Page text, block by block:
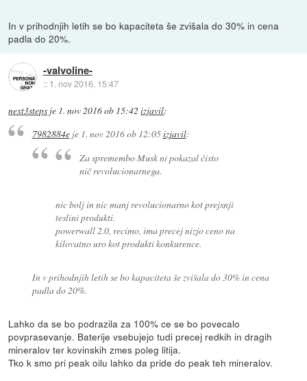
In v prihodnjih letih se bo kapaciteta še zvišala do 30% in cena
padla do 20%.
-valvoline-
:: 1. nov 2016, 15:47
next3steps je 1. nov 2016 ob 15:42 izjavil:
7982884eje 1. nov 2016 ob 12:05izjavil:
Za spremembo Musk ni pokazal čisto
nič revolucionarnega.
nic bolj in nic manj revolucionarno kot prejsnji
teslini produkti.
powerwall 2.0, recimo, ima precej nizjo ceno na
kilovatno uro kot produkti konkurence.
In v prihodnjih letih se bo kapaciteta še zvišala do 30% in cena
padla do 20%.
Lahko da se bo podrazila za 100% ce se bo povecalo
povprasevanje. Baterije vsebujejo tudi precej redkih in dragih
mineralov ter kovinskih zmes poleg litija.
Tko k smo pri peak oilu lahko da pride do peak teh mineralov.